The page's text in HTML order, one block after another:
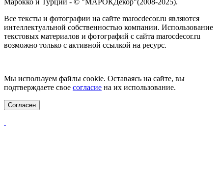
Марокко и Турции - © "МАРОКДекор"(2008-2025).
Все тексты и фотографии на сайте marocdecor.ru являются
интеллектуальной собственностью компании. Использование
текстовых материалов и фотографий с сайта marocdecor.ru
возможно только с активной ссылкой на ресурс.
Мы используем файлы cookie. Оставаясь на сайте, вы
подтверждаете свое согласие на их использование.
Согласен